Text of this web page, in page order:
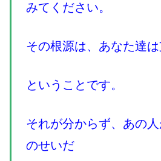
みてください。
その根源は、あなた達
ということです。
それが分からず、あの
のせいだ